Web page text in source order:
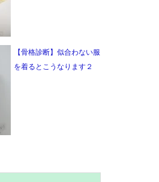
【骨格診断】似合わない服
を着るとこうなります２